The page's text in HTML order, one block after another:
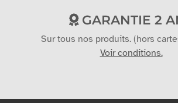
GARANTIE 2
Sur tous nos produits. (hors
Voir conditions.